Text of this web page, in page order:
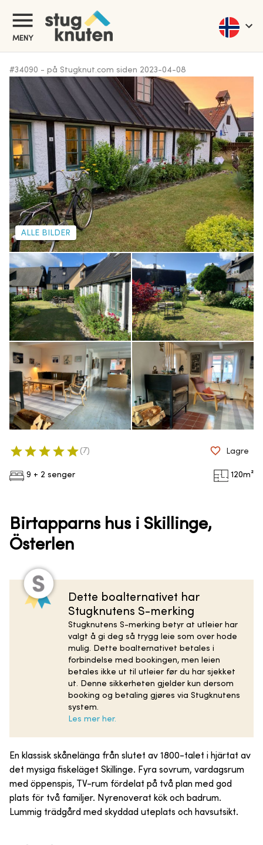
MENY
#34090 - på Stugknut.com siden 2023-04-08
ALLE BILDER
9 + 2 senger 120m²
( 7 ) Lagre
Birtapparns hus i Skillinge,
Österlen
Dette boalternativet har
Stugknutens S-merking
Stugknutens S-merking betyr at utleier har
valgt å gi deg så trygg leie som over hode
mulig. Dette boalternativet betales i
forbindelse med bookingen, men leien
betales ikke ut til utleier før du har sjekket
ut. Denne sikkerheten gjelder kun dersom
booking og betaling gjøres via Stugknutens
system.
Les mer her.
En klassisk skånelänga från slutet av 1800-talet i hjärtat av
det mysiga fiskeläget Skillinge. Fyra sovrum, vardagsrum
med öppenspis, TV-rum fördelat på två plan med god
plats för två familjer. Nyrenoverat kök och badrum.
Lummig trädgård med skyddad uteplats och havsutsikt.